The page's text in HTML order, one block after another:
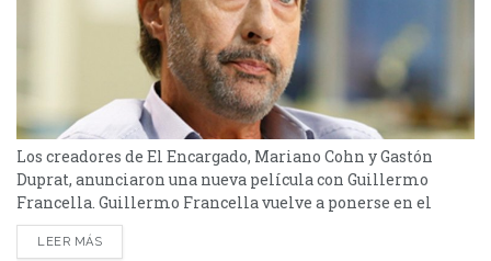
Los creadores de El Encargado, Mariano Cohn y Gastón
Duprat, anunciaron una nueva película con Guillermo
Francella. Guillermo Francella vuelve a ponerse en el
centro de atención con su próximo proyecto, Homo
Argentum, una serie que lo reúne con los creadores de El
LEER MÁS